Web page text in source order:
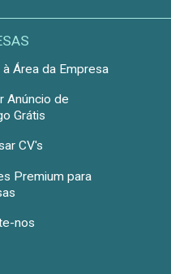
Área da Empresa
Anúncio de
Grátis
CV's
Premium para
nos